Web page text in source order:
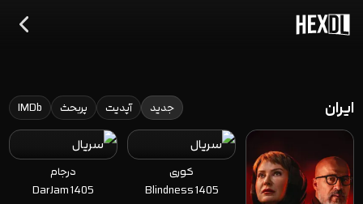
ایران جدید آپدیت پربحث IMDb
کوری
Blindness 1405
درجام
DarJam 1405